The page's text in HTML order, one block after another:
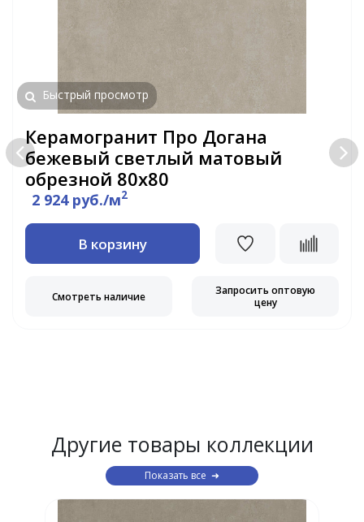
Быстрый просмотр
Керамогранит Про Догана
бежевый светлый матовый
обрезной 80х80
2 924 руб./м2
В корзину
Смотреть наличие
Запросить оптовую
цену
Другие товары коллекции
Показать все